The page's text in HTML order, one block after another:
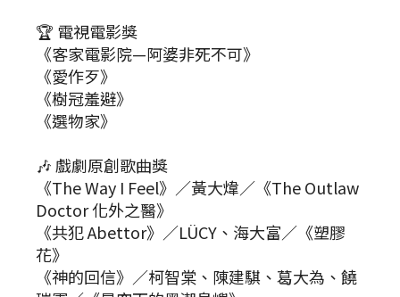
🏆 電視電影獎
《客家電影院—阿婆非死不可》
《愛作歹》
《樹冠羞避》
《選物家》
🎶 戲劇原創歌曲獎
《The Way I Feel》／黃大煒／《The Outlaw
Doctor 化外之醫》
《共犯 Abettor》／LÜCY、海大富／《塑膠
花》
《神的回信》／柯智棠、陳建騏、葛大為、饒